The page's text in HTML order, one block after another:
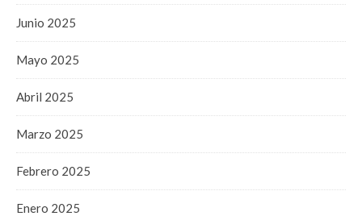
Junio 2025
Mayo 2025
Abril 2025
Marzo 2025
Febrero 2025
Enero 2025